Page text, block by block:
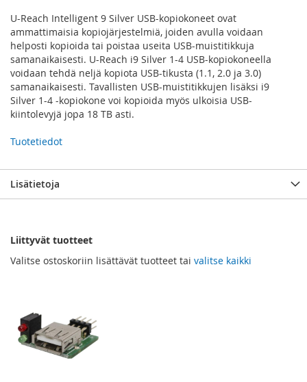
U-Reach Intelligent 9 Silver USB-kopiokoneet ovat
ammattimaisia kopiojärjestelmiä, joiden avulla voidaan
helposti kopioida tai poistaa useita USB-muistitikkuja
samanaikaisesti. U-Reach i9 Silver 1-4 USB-kopiokoneella
voidaan tehdä neljä kopiota USB-tikusta (1.1, 2.0 ja 3.0)
samanaikaisesti. Tavallisten USB-muistitikkujen lisäksi i9
Silver 1-4 -kopiokone voi kopioida myös ulkoisia USB-
kiintolevyjä jopa 18 TB asti.
Tuotetiedot
Lisätietoja
Liittyvät tuotteet
Valitse ostoskoriin lisättävät tuotteet tai valitse kaikki